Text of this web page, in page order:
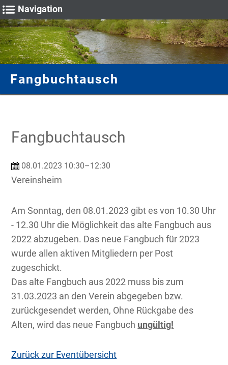
Navigation
Fangbuchtausch
Fangbuchtausch
08.01.2023 10:30–12:30
Vereinsheim
Am Sonntag, den 08.01.2023 gibt es von 10.30 Uhr
- 12.30 Uhr die Möglichkeit das alte Fangbuch aus
2022 abzugeben. Das neue Fangbuch für 2023
wurde allen aktiven Mitgliedern per Post
zugeschickt.
Das alte Fangbuch aus 2022 muss bis zum
31.03.2023 an den Verein abgegeben bzw.
zurückgesendet werden, Ohne Rückgabe des
Alten, wird das neue Fangbuch ungültig!
Zurück zur Eventübersicht
Vorstand
Fulda
Stadtteich 3
Teich Wittig
Hege
Termine
Anmietung
Angelscheine
Anfahrt
Bilder rund um die Angelfischerei